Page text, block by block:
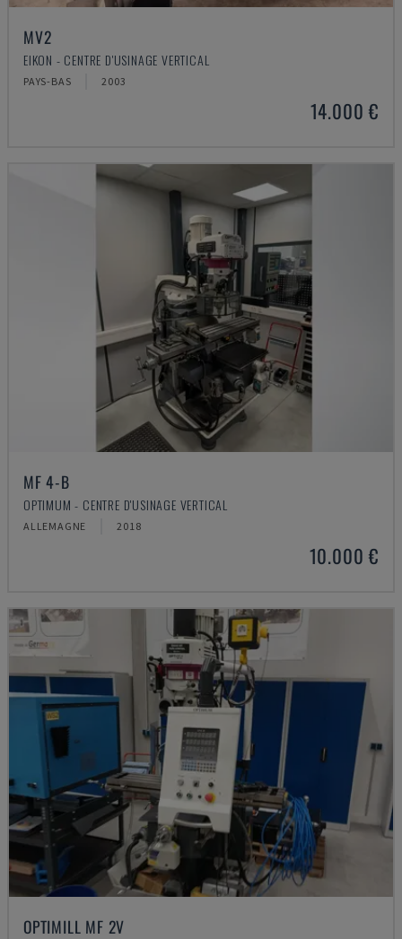
MV2
EIKON - CENTRE D'USINAGE VERTICAL
PAYS-BAS 2003
14.000 €
MF 4-B
OPTIMUM - CENTRE D'USINAGE VERTICAL
ALLEMAGNE 2018
10.000 €
OPTIMILL MF 2V